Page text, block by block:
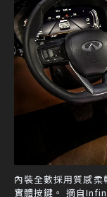
內裝全數採用質感
實體按鍵。 摘自